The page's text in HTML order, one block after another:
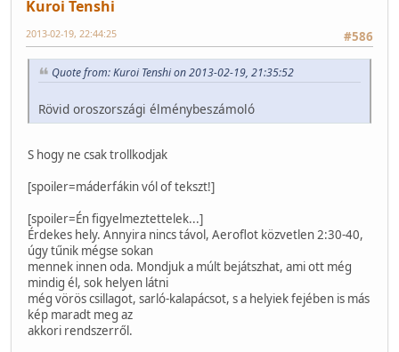
Kuroi Tenshi
#586
2013-02-19, 22:44:25
Quote from: Kuroi Tenshi on 2013-02-19, 21:35:52
Rövid oroszországi élménybeszámoló
S hogy ne csak trollkodjak
[spoiler=máderfákin vól of tekszt!]
[spoiler=Én figyelmeztettelek...]
Érdekes hely. Annyira nincs távol, Aeroflot közvetlen 2:30-40,
úgy tűnik mégse sokan
mennek innen oda. Mondjuk a múlt bejátszhat, ami ott még
mindig él, sok helyen látni
még vörös csillagot, sarló-kalapácsot, s a helyiek fejében is más
kép maradt meg az
akkori rendszerről.